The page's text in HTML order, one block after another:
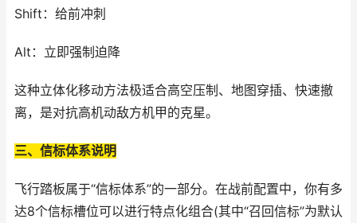
Shift：给前冲刺
Alt：立即强制迫降
这种立体化移动方法极适合高空压制、地图穿插、快速撤
离，是对抗高机动敌方机甲的克星。
三、信标体系说明
飞行踏板属于“信标体系”的一部分。在战前配置中，你有多
达8个信标槽位可以进行特点化组合(其中“召回信标”为默认